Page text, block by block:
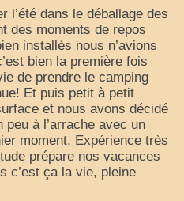
par région
et animaliers
par pays
l’été dans le déballage des
des moments de repos
installés nous n’avions
bien la première fois
de prendre le camping
Et puis petit à petit
et nous avons décidé
à l’arrache avec un
moment. Expérience très
prépare nos vacances
c’est ça la vie, pleine